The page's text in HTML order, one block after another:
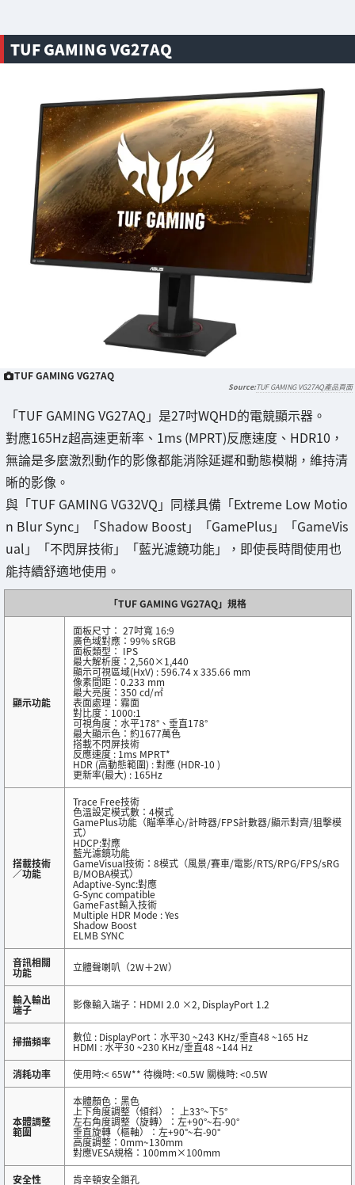
TUF GAMING VG27AQ
TUF GAMING VG27AQ
TUF GAMING VG27AQ產品頁面
「TUF GAMING VG27AQ」是27吋WQHD的電競顯示器。
對應165Hz超高速更新率、1ms (MPRT)反應速度、HDR10，
無論是多麼激烈動作的影像都能消除延遲和動態模糊，維持清
晰的影像。
與「TUF GAMING VG32VQ」同樣具備「Extreme Low Motio
n Blur Sync」「Shadow Boost」「GamePlus」「GameVis
ual」「不閃屏技術」「藍光濾鏡功能」，即使長時間使用也
能持續舒適地使用。
「TUF GAMING VG27AQ」規格
顯示功能
面板尺寸： 27吋寬 16:9
廣色域對應：99% sRGB
面板類型： IPS
最大解析度：2,560×1,440
顯示可視區域(HxV) : 596.74 x 335.66 mm
像素間距：0.233 mm
最大亮度：350 cd/㎡
表面處理：霧面
對比度：1000:1
可視角度：水平178°、垂直178°
最大顯示色：約1677萬色
搭載不閃屏技術
反應速度 : 1ms MPRT*
HDR (高動態範圍) : 對應 (HDR-10 )
更新率(最大) : 165Hz
搭載技術
／功能
Trace Free技術
色溫設定模式數：4模式
GamePlus功能（瞄準準心/計時器/FPS計數器/顯示對齊/狙擊模
式）
HDCP:對應
藍光濾鏡功能
GameVisual技術：8模式（風景/賽車/電影/RTS/RPG/FPS/sRG
B/MOBA模式）
Adaptive-Sync:對應
G-Sync compatible
GameFast輸入技術
Multiple HDR Mode : Yes
Shadow Boost
ELMB SYNC
音訊相關
功能 立體聲喇叭（2W＋2W）
輸入輸出
端子 影像輸入端子：HDMI 2.0 ×2, DisplayPort 1.2
掃描頻率 數位 : DisplayPort：水平30 ~243 KHz/垂直48 ~165 Hz
HDMI : 水平30 ~230 KHz/垂直48 ~144 Hz
消耗功率
使用時:< 65W** 待機時: <0.5W 關機時: <0.5W
本體調整
範圍
本體顏色：黑色
上下角度調整（傾斜）： 上33°~下5°
左右角度調整（旋轉）：左+90°~右-90°
垂直旋轉（樞軸）：左+90°~右-90°
高度調整：0mm~130mm
對應VESA規格：100mm×100mm
安全性
肯辛頓安全鎖孔